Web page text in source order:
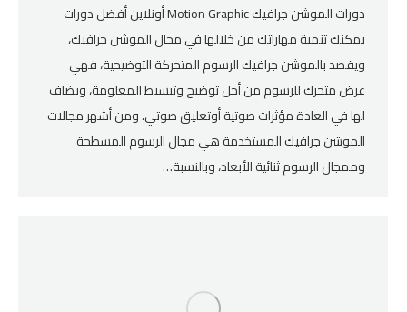
دورات الموشن جرافيك Motion Graphic أونلاين أفضل دورات
يمكنك تنمية مهاراتك من خلالها في مجال الموشن جرافيك،
ويقصد بالموشن جرافيك الرسوم المتحركة التوضيحية، فهي
عرض متحرك للرسوم من أجل توضيح وتبسيط المعلومة، ويضاف
لها في العادة مؤثرات صوتية أوتعليق صوتي. ومن أشهر مجالات
الموشن جرافيك المستخدمة هي مجال الرسوم المسطحة
وممجال الرسوم ثنائية الأبعاد، وبالنسبة…